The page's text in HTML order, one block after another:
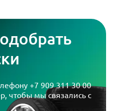
+7 909 311 30 00
чтобы мы связались с